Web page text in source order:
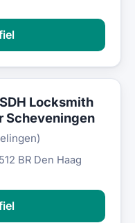
Locksmith
Scheveningen
BR Den Haag